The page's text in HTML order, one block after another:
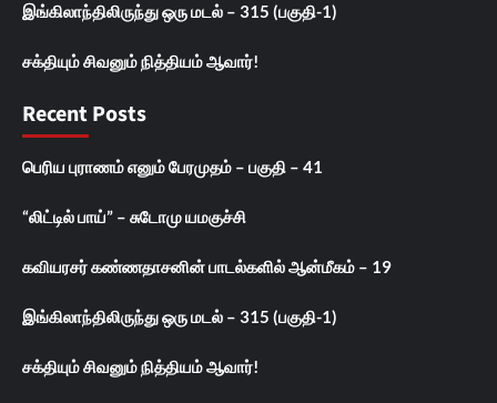
இங்கிலாந்திலிருந்து ஒரு மடல் – 315 (பகுதி-1)
சக்தியும் சிவனும் நித்தியம் ஆவார்!
Recent Posts
பெரிய புராணம் எனும் பேரமுதம் – பகுதி – 41
“லிட்டில் பாய்” – சுடோமு யமகுச்சி
கவியரசர் கண்ணதாசனின் பாடல்களில் ஆன்மீகம் – 19
இங்கிலாந்திலிருந்து ஒரு மடல் – 315 (பகுதி-1)
சக்தியும் சிவனும் நித்தியம் ஆவார்!